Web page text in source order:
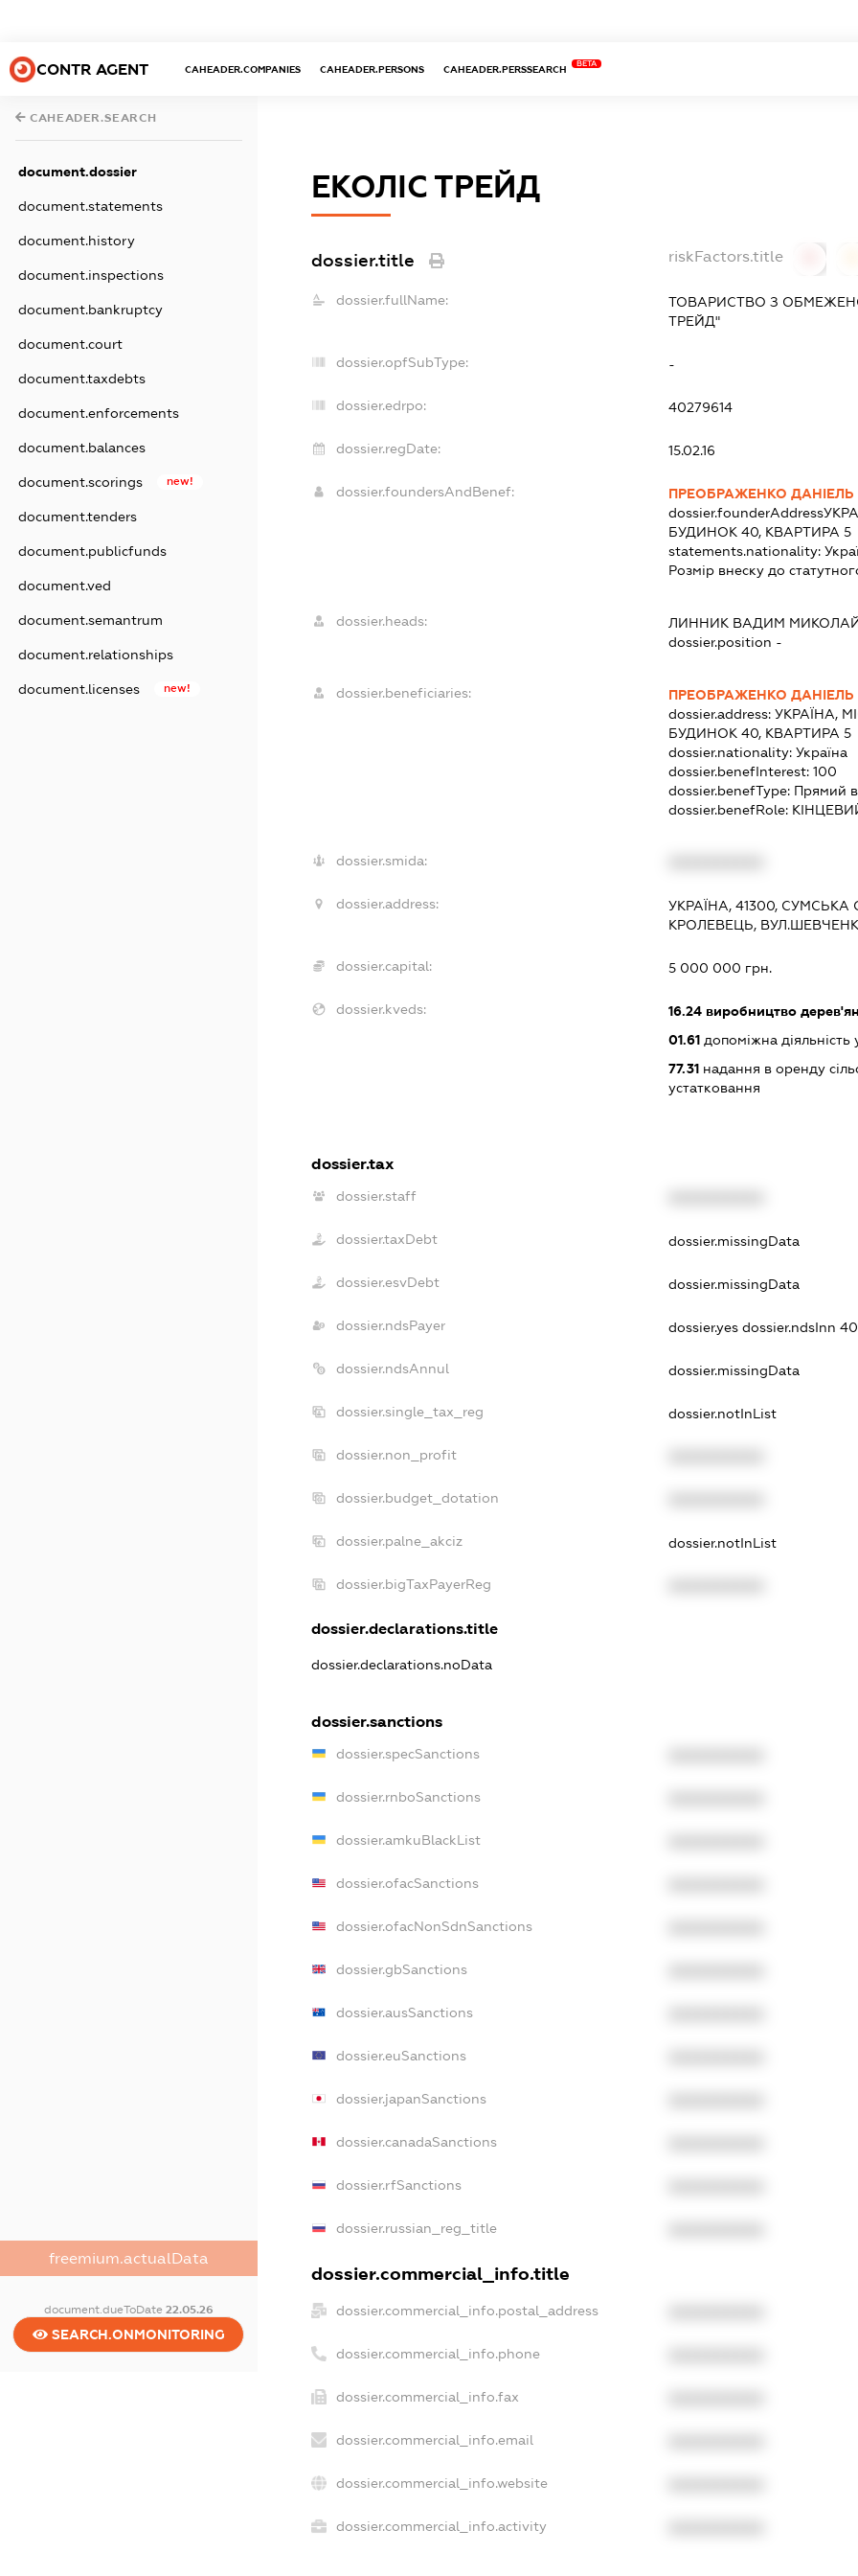
CONTR AGENT CAHEADER.COMPANIES CAHEADER.PERSONS CAHEADER.PERSSEARCH
BETA
CAHEADER.SEARCH
document.dossier
document.statements
document.history
document.inspections
document.bankruptcy
document.court
document.taxdebts
document.enforcements
document.balances
document.scorings new!
document.tenders
document.publicfunds
document.ved
document.semantrum
document.relationships
document.licenses new!
freemium.actualData
document.dueToDate 22.05.26
SEARCH.ONMONITORING
ЕКОЛІС ТРЕЙД
dossier.title riskFactors.title
dossier.fullName:
ТОВАРИСТВО З
ТРЕЙД"
dossier.opfSubType: -
dossier.edrpo: 40279614
dossier.regDate: 15.02.16
dossier.foundersAndBenef:
ПРЕОБРАЖЕНКО ДАНІЕЛЬ
dossier.founderAddress
БУДИНОК 40, КВАРТИРА 5
statements.nationality:
Розмір внеску до
dossier.heads: ЛИННИК ВАДИМ
dossier.position -
dossier.beneficiaries:
ПРЕОБРАЖЕНКО ДАНІЕЛЬ
dossier.address: УКРАЇНА,
БУДИНОК 40, КВАРТИРА 5
dossier.nationality: Україна
dossier.benefInterest: 100
dossier.benefType: Прямий
dossier.benefRole:
dossier.smida:
dossier.address:
УКРАЇНА, 41300,
КРОЛЕВЕЦЬ,
dossier.capital: 5 000 000 грн.
dossier.kveds: 16.24виробництво
01.61допоміжна діяльність
77.31надання в оренду
устатковання
dossier.tax
dossier.staff
dossier.taxDebt dossier.missingData
dossier.esvDebt dossier.missingData
dossier.ndsPayer dossier.yes dossier.ndsInn
dossier.ndsAnnul dossier.missingData
dossier.single_tax_reg dossier.notInList
dossier.non_profit
dossier.budget_dotation
dossier.palne_akciz dossier.notInList
dossier.bigTaxPayerReg
dossier.declarations.title
dossier.declarations.noData
dossier.sanctions
dossier.specSanctions
dossier.rnboSanctions
dossier.amkuBlackList
dossier.ofacSanctions
dossier.ofacNonSdnSanctions
dossier.gbSanctions
dossier.ausSanctions
dossier.euSanctions
dossier.japanSanctions
dossier.canadaSanctions
dossier.rfSanctions
dossier.russian_reg_title
dossier.commercial_info.title
dossier.commercial_info.postal_address
dossier.commercial_info.phone
dossier.commercial_info.fax
dossier.commercial_info.email
dossier.commercial_info.website
dossier.commercial_info.activity